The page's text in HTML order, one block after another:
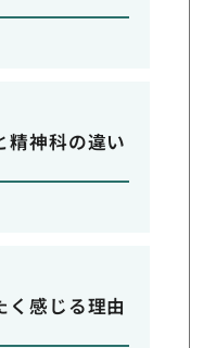
精神科の違い
く感じる理由